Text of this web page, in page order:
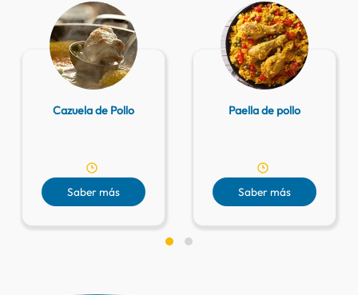
Cazuela de Pollo
Saber más
Paella de pollo
Saber más